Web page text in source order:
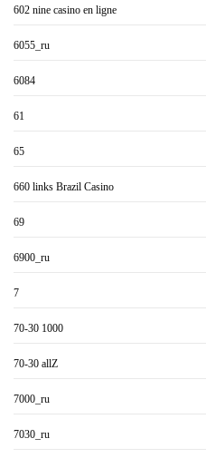
602 nine casino en ligne
6055_ru
6084
61
65
660 links Brazil Casino
69
6900_ru
7
70-30 1000
70-30 allZ
7000_ru
7030_ru